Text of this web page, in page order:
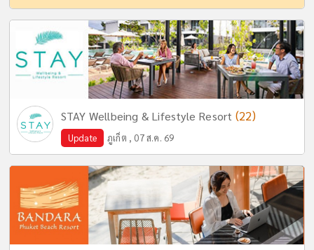
STAY Wellbeing & Lifestyle Resort (22)
Update ภูเก็ต , 07 ส.ค. 69